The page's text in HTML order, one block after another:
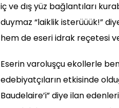
iç ve dış yüz bağlantıları
duymaz “laiklik isterüüük!”
hem de eseri idrak reçetesi
Eserin varoluşçu ekollerle
edebiyatçıların etkisinde
Baudelaire’i” diye ilan